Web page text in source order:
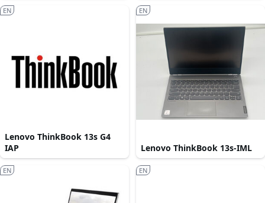
Lenovo ThinkBook 13s G4
IAP
EN
Lenovo ThinkBook 13s-IML
EN
EN EN